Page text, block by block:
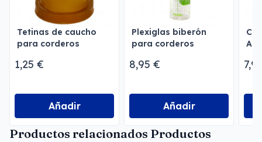
Tetinas de caucho
para corderos
1,25 €
Añadir
Plexiglas biberón
para corderos
8,95 €
Añadir
Productos relacionados Productos